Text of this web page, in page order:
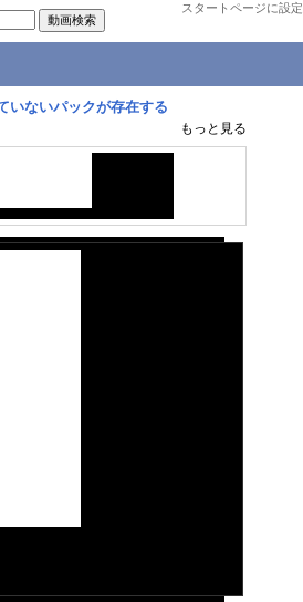
スタートページに設定
いないパックが存在する
もっと見る